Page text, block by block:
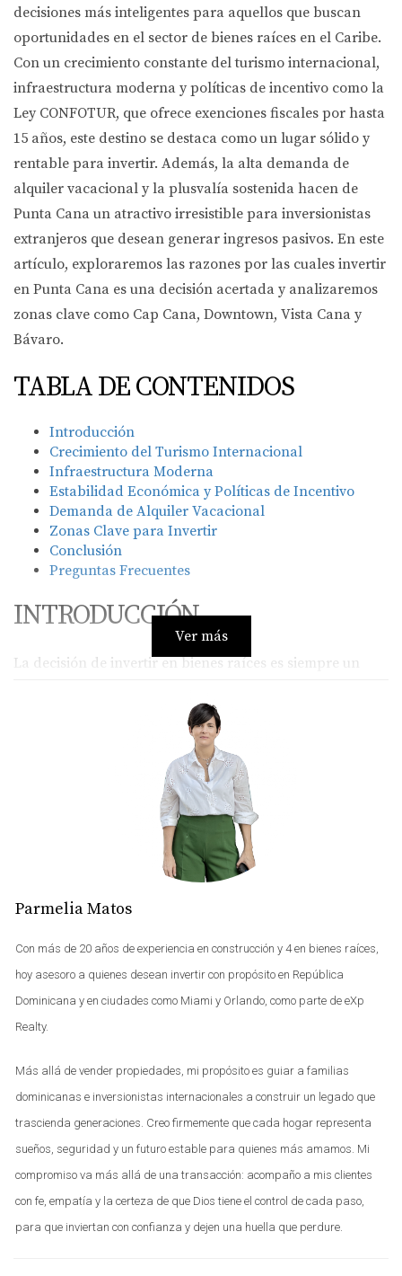
decisiones más inteligentes para aquellos que buscan
oportunidades en el sector de bienes raíces en el Caribe.
Con un crecimiento constante del turismo internacional,
infraestructura moderna y políticas de incentivo como la
Ley CONFOTUR, que ofrece exenciones fiscales por hasta
15 años, este destino se destaca como un lugar sólido y
rentable para invertir. Además, la alta demanda de
alquiler vacacional y la plusvalía sostenida hacen de
Punta Cana un atractivo irresistible para inversionistas
extranjeros que desean generar ingresos pasivos. En este
artículo, exploraremos las razones por las cuales invertir
en Punta Cana es una decisión acertada y analizaremos
zonas clave como Cap Cana, Downtown, Vista Cana y
Bávaro.
TABLA DE CONTENIDOS
Introducción
Crecimiento del Turismo Internacional
Infraestructura Moderna
Estabilidad Económica y Políticas de Incentivo
Demanda de Alquiler Vacacional
Zonas Clave para Invertir
Conclusión
Preguntas Frecuentes
INTRODUCCIÓN
La decisión de invertir en bienes raíces es siempre un
elección puede resultar especialmente fructífera. Este
hermoso destino caribeño no solo ofrece playas
paradisíacas y un clima ideal durante todo el año, sino
que también presenta un entorno propicio para la
inversión inmobiliaria. La combinación de factores como
el crecimiento del turismo, la infraestructura moderna y
políticas favorables hacen que Punta Cana sea una
internacionales. En este artículo, profundizaremos en
cada uno de estos aspectos para ayudarle a entender por
qué invertir en Punta Cana es una excelente oportunidad.
CRECIMIENTO DEL TURISMO
Uno de los pilares fundamentales que sustentan la
inversión en Punta Cana es su crecimiento constante en
el sector turístico. Según datos del Ministerio de Turismo
de la República Dominicana, Punta Cana ha visto un
aumento significativo en la llegada de turistas
internacionales, alcanzando cifras récord en los últimos
Ver más
Parmelia Matos
Con más de 20 años de experiencia en construcción y 4 en bienes raíces,
hoy asesoro a quienes desean invertir con propósito en República
Dominicana y en ciudades como Miami y Orlando, como parte de eXp
Realty.
Más allá de vender propiedades, mi propósito es guiar a familias
dominicanas e inversionistas internacionales a construir un legado que
trascienda generaciones. Creo firmemente que cada hogar representa
sueños, seguridad y un futuro estable para quienes más amamos. Mi
compromiso va más allá de una transacción: acompaño a mis clientes
con fe, empatía y la certeza de que Dios tiene el control de cada paso,
para que inviertan con confianza y dejen una huella que perdure.